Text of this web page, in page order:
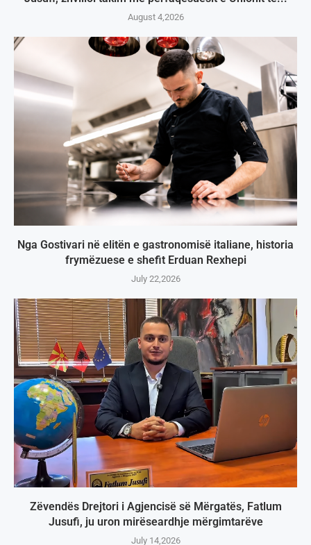
August 4,2026
Nga Gostivari në elitën e gastronomisë italiane, historia
frymëzuese e shefit Erduan Rexhepi
July 22,2026
Zëvendës Drejtori i Agjencisë së Mërgatës, Fatlum
Jusufi, ju uron mirëseardhje mërgimtarëve
July 14,2026